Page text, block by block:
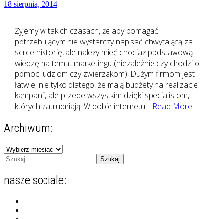
18 sierpnia, 2014
Żyjemy w takich czasach, że aby pomagać
potrzebującym nie wystarczy napisać chwytającą za
serce historię, ale należy mieć chociaż podstawową
wiedzę na temat marketingu (niezależnie czy chodzi o
pomoc ludziom czy zwierzakom). Dużym firmom jest
łatwiej nie tylko dlatego, że mają budżety na realizacje
kampanii, ale przede wszystkim dzięki specjalistom,
których zatrudniają. W dobie internetu… Read More
Archiwum:
Archiwum:
Szukaj:
nasze sociale: